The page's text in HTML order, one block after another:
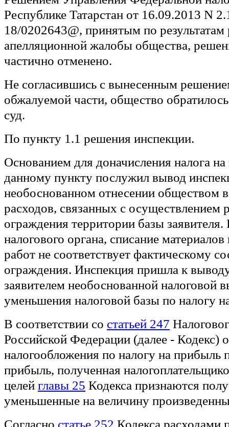
Республике Татарстан от 16.09.2013 N
18/0202643@, принятым по результатам
апелляционной жалобы общества,
частично отменено.
Не согласившись с вынесенным
обжалуемой части, общество
суд.
По пункту 1.1 решения инспекции.
Основанием для доначисления налога
данному пункту послужил вывод
необоснованном отнесении обществом в
расходов, связанных с осуществлением
ограждения территории базы
налогового органа, списание
работ не соответствует фактическому
ограждения. Инспекция пришла к
заявителем необоснованной налоговой
уменьшения налоговой базы по налогу
В соответствии со статьей 247
Российской Федерации (далее - Кодекс)
налогообложения по налогу на прибыль
прибыль, полученная
целей главы 25 Кодекса признаются
уменьшенные на величину